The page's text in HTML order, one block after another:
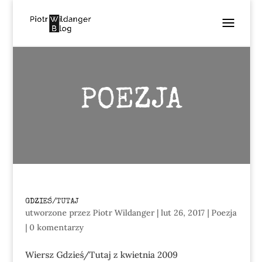
POEZJA
GDZIEŚ/TUTAJ
utworzone przez Piotr Wildanger| lut 26, 2017| Poezja
| 0 komentarzy
Wiersz Gdzieś/Tutaj z kwietnia 2009